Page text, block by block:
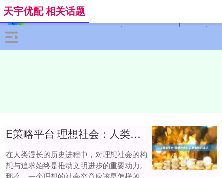
天宇优配 相关话题
E策略平台 理想社会：人类永恒的追求
在人类漫长的历史进程中，对理想社会的构
想与追求始终是推动文明进步的重要动力。
那么，一个理想的社会究竟应该是怎样的